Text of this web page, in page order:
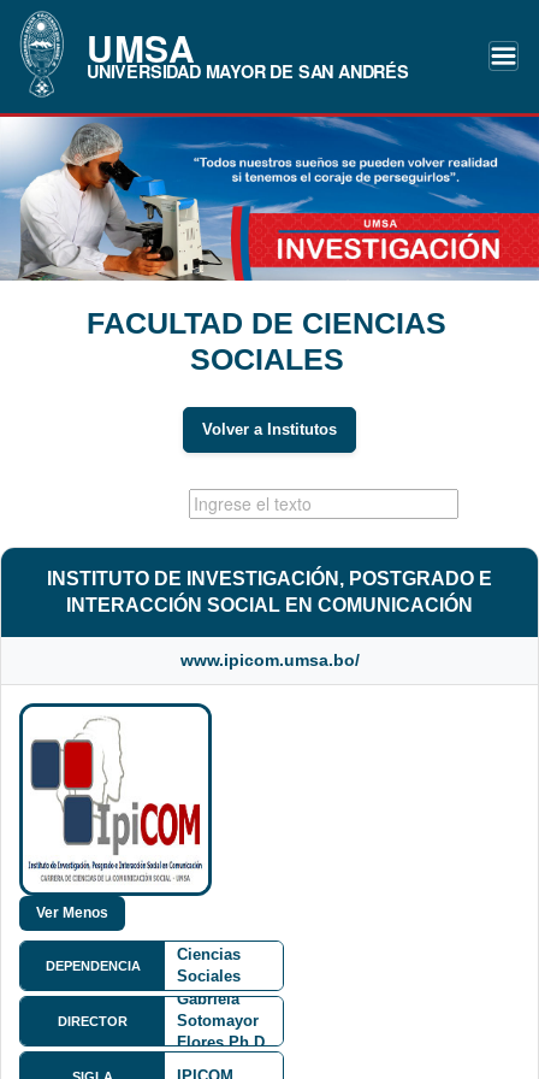
UMSA
UNIVERSIDAD MAYOR DE SAN ANDRÉS
FACULTAD DE CIENCIAS
SOCIALES
Volver a Institutos
INSTITUTO DE INVESTIGACIÓN, POSTGRADO E
INTERACCIÓN SOCIAL EN COMUNICACIÓN
www.ipicom.umsa.bo/
DEPENDENCIA
Ciencias
Sociales
FCS
DIRECTOR
Gabriela
Sotomayor
Flores Ph.D.
Av. 6 de